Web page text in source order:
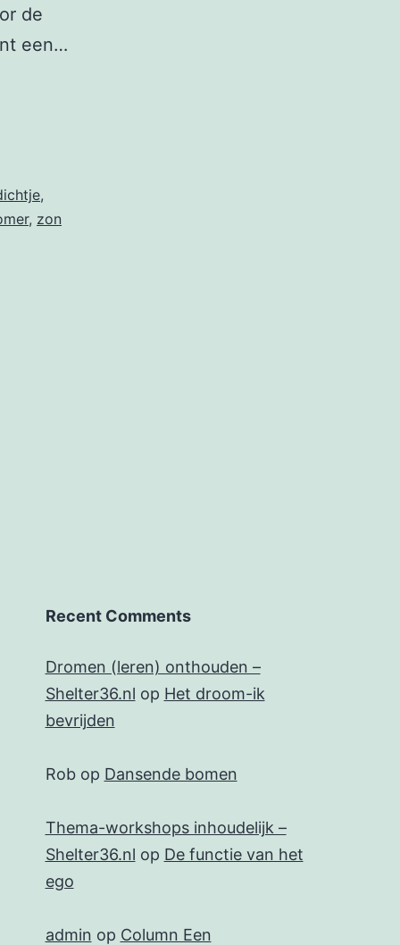
de
een…
,
, zon
Recent Comments
Dromen (leren) onthouden –
Shelter36.nl op Het droom-ik
bevrijden
Robop Dansende bomen
Thema-workshops inhoudelijk –
Shelter36.nl op De functie van het
ego
admin op Column Een